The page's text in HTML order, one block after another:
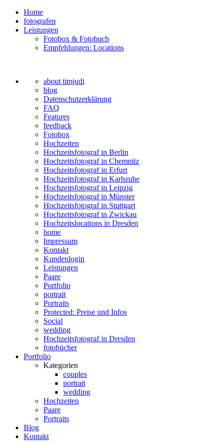
Home
fotografen
Leistungen
Fotobox & Fotobuch
Empfehlungen: Locations
about timjudi
blog
Datenschutzerklärung
FAQ
Features
feedback
Fotobox
Hochzeiten
Hochzeitsfotograf in Berlin
Hochzeitsfotograf in Chemnitz
Hochzeitsfotograf in Erfurt
Hochzeitsfotograf in Karlsruhe
Hochzeitsfotograf in Leipzig
Hochzeitsfotograf in Münster
Hochzeitsfotograf in Stuttgart
Hochzeitsfotograf in Zwickau
Hochzeitslocations in Dresden
home
Impressum
Kontakt
Kundenlogin
Leistungen
Paare
Portfolio
portrait
Portraits
Protected: Preise und Infos
Social
wedding
Hochzeitsfotograf in Dresden
fotobücher
Portfolio
Kategorien
couples
portrait
wedding
Hochzeiten
Paare
Portraits
Blog
Kontakt